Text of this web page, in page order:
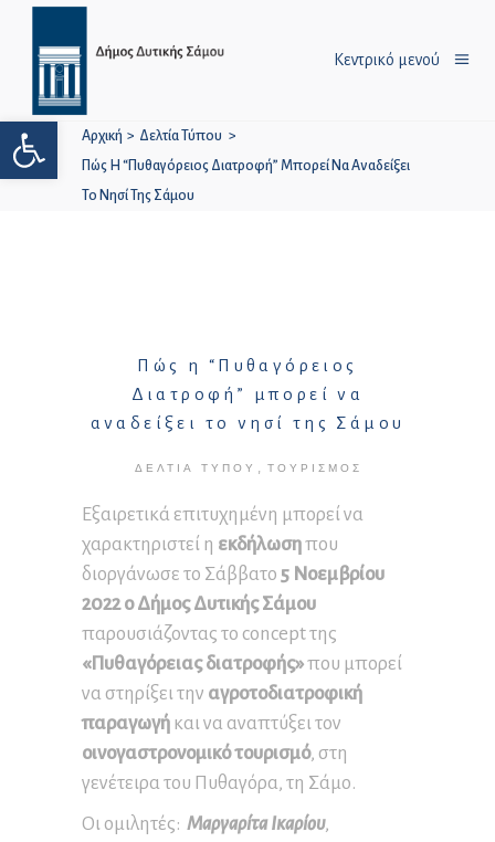
Ανοίξτε τη γραμμή εργαλείων
Κεντρικό μενού
Αρχική > Δελτία Τύπου >
Πώς Η “Πυθαγόρειος Διατροφή” Μπορεί Να Αναδείξει
Το Νησί Της Σάμου
Πώς η “Πυθαγόρειος
Διατροφή” μπορεί να
αναδείξει το νησί της Σάμου
ΔΕΛΤΊΑ ΤΎΠΟΥ ΤΟΥΡΙΣΜΌΣ
Εξαιρετικά επιτυχημένη μπορεί να
χαρακτηριστεί η εκδήλωσηπου
διοργάνωσε το Σάββατο 5 Νοεμβρίου
2022 ο Δήμος Δυτικής Σάμου
παρουσιάζοντας το concept της
«Πυθαγόρειας διατροφής»που μπορεί
να στηρίξει την αγροτοδιατροφική
παραγωγή και να αναπτύξει τον
οινογαστρονομικό τουρισμό, στη
γενέτειρα του Πυθαγόρα, τη Σάμο.
Οι ομιλητές: Μαργαρίτα Ικαρίου,